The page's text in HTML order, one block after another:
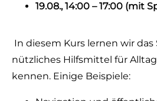
19.08., 14:00 – 17:00 (mit
In diesem Kurs lernen wir
nützliches Hilfsmittel für
kennen. Einige Beispiele: